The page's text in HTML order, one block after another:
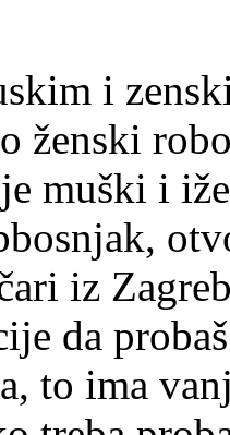
i
ženski
muški i
iz
da
to ima